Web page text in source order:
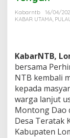
Kabarntb
16/04/
KABAR UTAMA,
KabarNTB,
bersama
NTB kembali
kepada
warga lanjut
Montong Dao
Desa Teratak
Kabupaten